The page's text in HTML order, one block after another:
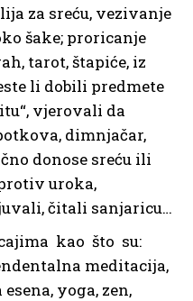
za sreću, vezivanje
šake; proricanje
tarot, štapiće, iz
li dobili predmete
vjerovali da
dimnjačar,
donose sreću ili
uroka,
čitali sanjaricu…
kao što su:
meditacija,
yoga, zen,